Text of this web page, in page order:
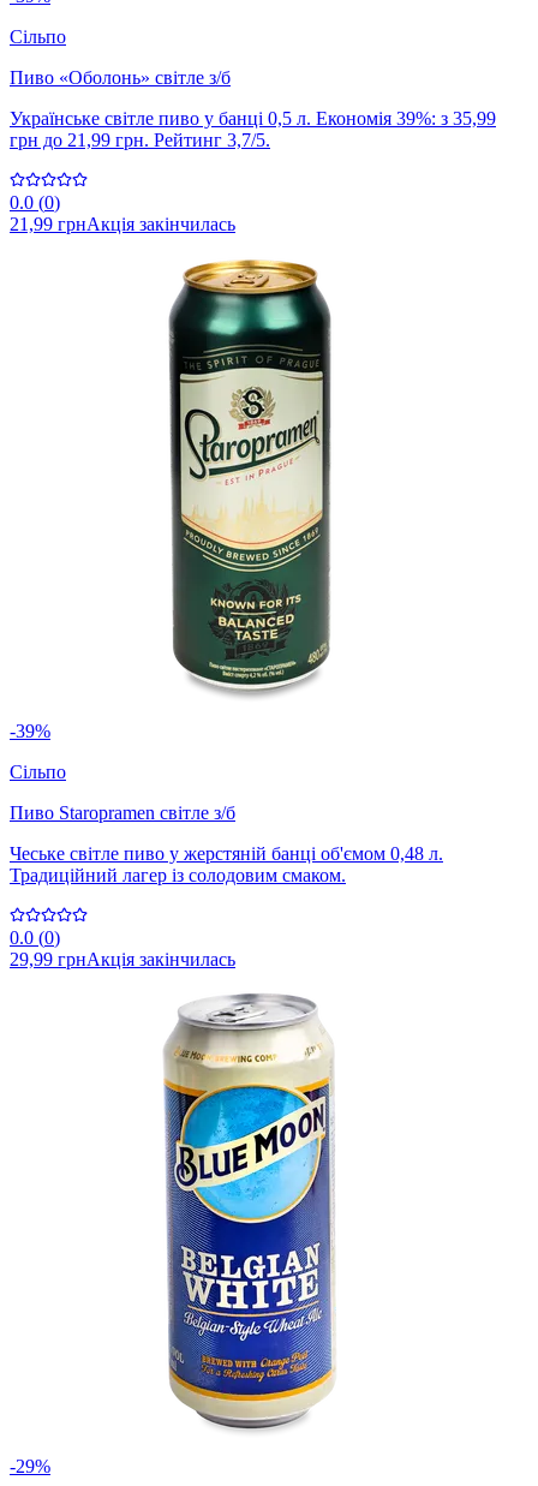
Сільпо
Пиво «Оболонь» світле з/б
Українське світле пиво у банці 0,5 л. Економія 39%: з 35,99
грн до 21,99 грн. Рейтинг 3,7/5.
0.0 (0)
21,99 грнАкція закінчилась
-39%
Сільпо
Пиво Staropramen світле з/б
Чеське світле пиво у жерстяній банці об'ємом 0,48 л.
Традиційний лагер із солодовим смаком.
0.0 (0)
29,99 грнАкція закінчилась
-29%